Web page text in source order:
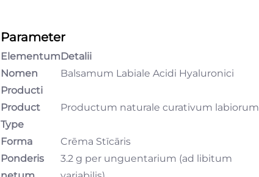
Parameter
ElementumDetalii
Nomen
Producti
Balsamum Labiale Acidi Hyaluronici
Product
Type
Productum naturale curativum labiorum
Forma Crēma Stīcāris
Ponderis
3.2 g per unguentarium (ad libitum